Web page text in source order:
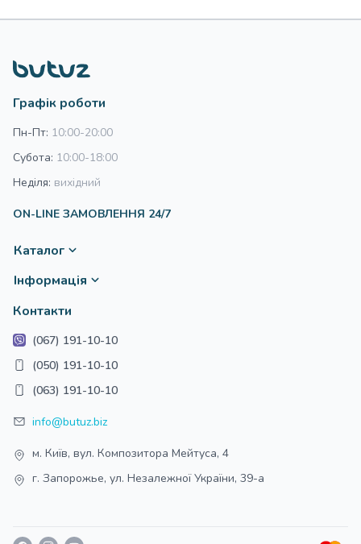
Розміри (ДхШхВ): 97х30х37 см
Графік роботи
Пн-Пт: 10:00-20:00
Субота: 10:00-18:00
Неділя: вихідний
ON-LINE ЗАМОВЛЕННЯ 24/7
Каталог
Інформація
Контакти
(067) 191-10-10
(050) 191-10-10
(063) 191-10-10
info@butuz.biz
м. Київ, вул. Композитора Мейтуса, 4
г. Запорожье, ул. Незалежної України, 39-а